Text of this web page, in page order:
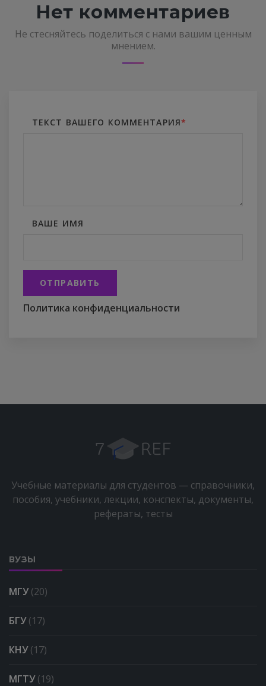
Нет комментариев
Не стесняйтесь поделиться с нами вашим ценным
мнением.
ТЕКСТ ВАШЕГО КОММЕНТАРИЯ*
ВАШЕ ИМЯ
ОТПРАВИТЬ
Политика конфиденциальности
Учебные материалы для студентов — справочники,
пособия, учебники, лекции, конспекты, документы,
рефераты, тесты
ВУЗЫ
МГУ(20)
БГУ(17)
КНУ(17)
МГТУ(19)